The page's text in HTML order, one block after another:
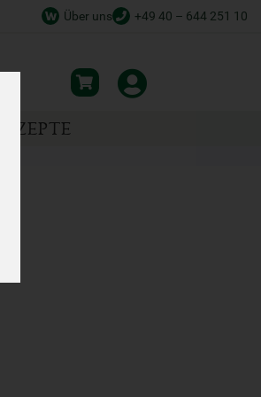
+49 40 – 644 251 10
Über uns
REZEPTE